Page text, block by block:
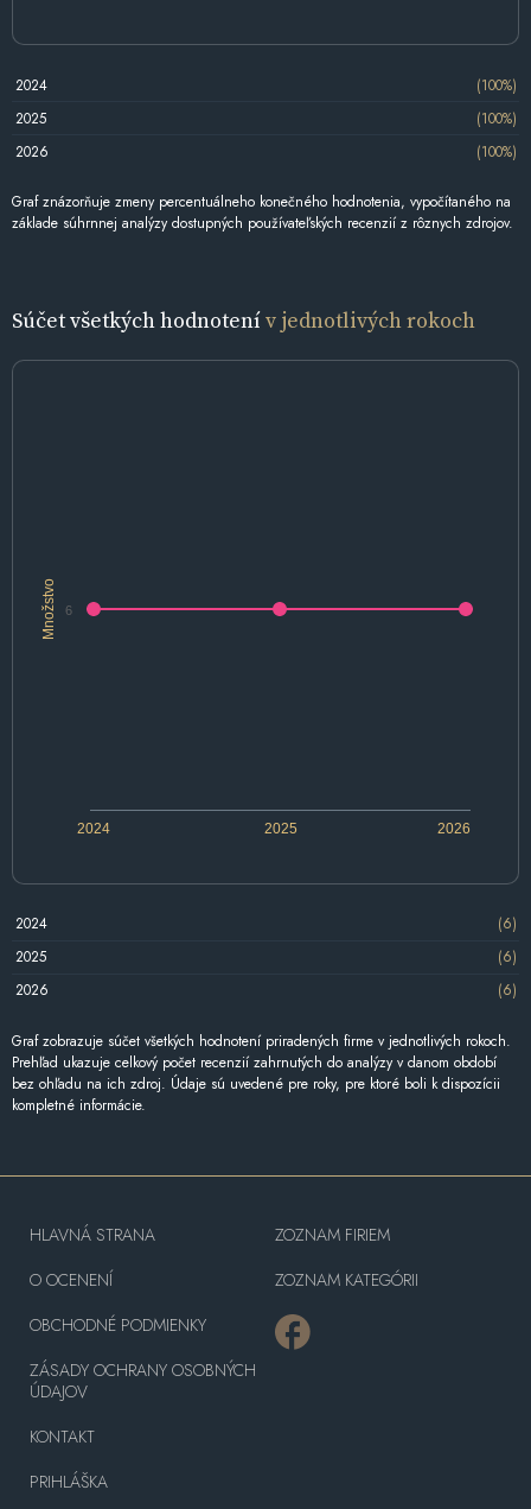
2024
(100%)
2025
(100%)
2026
(100%)
Graf znázorňuje zmeny percentuálneho konečného hodnotenia, vypočítaného na
základe súhrnnej analýzy dostupných používateľských recenzií z rôznych zdrojov.
Súčet všetkých hodnotenív jednotlivých rokoch
Množstvo
2024 2026
2025
6
2024
(6)
2025
(6)
2026
(6)
Graf zobrazuje súčet všetkých hodnotení priradených firme v jednotlivých rokoch.
Prehľad ukazuje celkový počet recenzií zahrnutých do analýzy v danom období
bez ohľadu na ich zdroj. Údaje sú uvedené pre roky, pre ktoré boli k dispozícii
kompletné informácie.
HLAVNÁ STRANA
O OCENENÍ
OBCHODNÉ PODMIENKY
ZÁSADY OCHRANY OSOBNÝCH
ÚDAJOV
KONTAKT
PRIHLÁŠKA
ZOZNAM FIRIEM
ZOZNAM KATEGÓRII